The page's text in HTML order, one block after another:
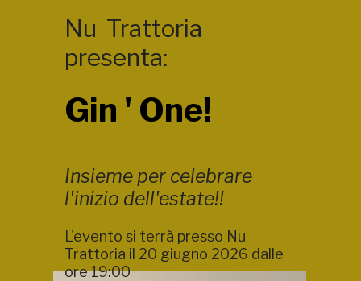
Nu Trattoria
presenta:
Gin ' One!
Insieme per celebrare
l'inizio dell'estate!!
L'evento si terrà presso Nu
Trattoria il 20 giugno 2026 dalle
ore 19:00